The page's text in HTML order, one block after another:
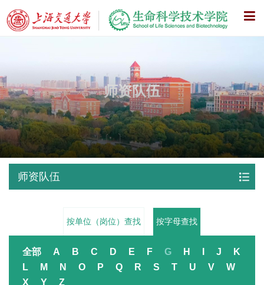
X
师资队伍
师资队伍
按单位（岗位）查找 按字母查找
全部 A B C D E F G H J
K
L
M N O P Q R S T U V
W
X
Y Z